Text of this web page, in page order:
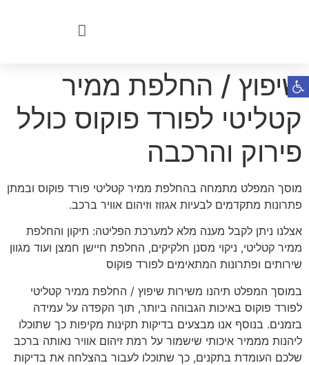
שיפוץ / החלפת ממיר
קטליטי לפורד פוקוס כולל
פירוק והרכבה
מוסך המפלט מתמחה בהחלפת ממיר קטליטי פורד פוקוס ובמתן
פתרונות מתקדמים לבעיות אגזוז וזיהום אוויר ברכב.
אצלנו ניתן לקבל מענה מלא למערכת הפליטה: תיקון והחלפת
ממיר קטליטי, ניקוי מסנן חלקיקים, החלפת חיישן חמצן ועוד מגוון
שירותים ופתרונות המתאימים לפורד פוקוס
במוסך המפלט תיהנו משירות שיפוץ / החלפת ממיר קטליטי
לפורד פוקוס באיכות הגבוהה ביותר, תוך הקפדה על עמידה
בזמנים. בנוסף אנו מבצעים בדיקות תקינות מקיפות כך שתוכלו
ליהנות מממיר איכותי שישמור על רמת זיהום אוויר נאותה ברכב
שלכם העומדת בתקנים, כך שתוכלו לעבור בהצלחה את בדיקות
פתח סרגל נגישות